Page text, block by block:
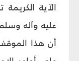
الآية
عليه وآله
أن هذا